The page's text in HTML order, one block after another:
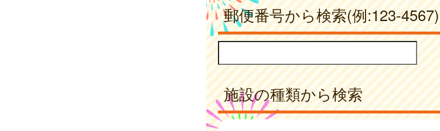
郵便番号から検索(例:123-4567)
施設の種類から検索